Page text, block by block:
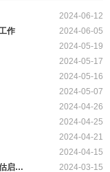
2024-06-12
作
2024-06-05
2024-05-19
2024-05-17
2024-05-16
2024-05-07
2024-04-26
2024-04-25
2024-04-21
2024-04-15
我校召开第六届教学工作会议暨本科教育教学审核评估启动会
2024-03-15